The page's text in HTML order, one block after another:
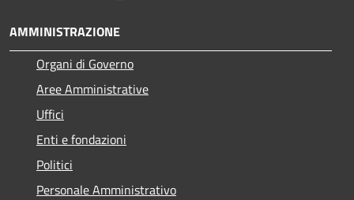
AMMINISTRAZIONE
Organi di Governo
Aree Amministrative
Uffici
Enti e fondazioni
Politici
Personale Amministrativo